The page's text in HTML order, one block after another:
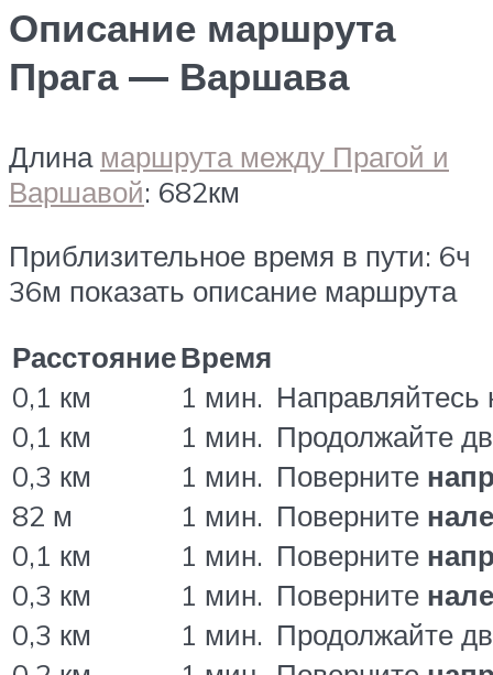
Описание маршрута
Прага — Варшава
Длина маршрута между Прагой и
Варшавой: 682км
Приблизительное время в пути: 6ч
36м показать описание маршрута
РасстояниеВремя
0,1 км
1 мин.
0,1 км
1 мин. Продолжайте
0,3 км
1 мин. Поверните
82 м
1 мин. Поверните
0,1 км
1 мин. Поверните
0,3 км
1 мин. Поверните
0,3 км
1 мин. Продолжайте